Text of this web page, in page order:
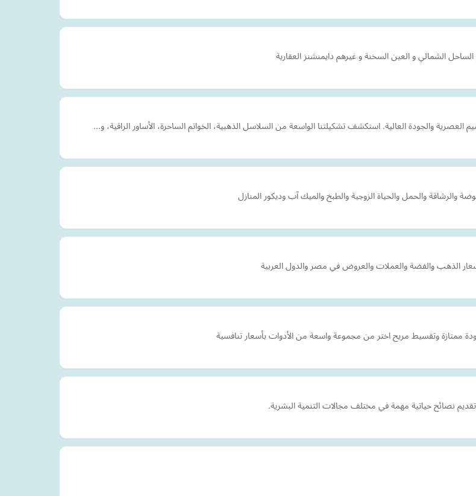
الشمالي و العين السخنة و غيرهم دايمنشنز العقارية
والجودة العالية. استكشف تشكيلتنا الواسعة من السلاسل الذهبية، الخواتم الساحرة، الأساور الراقية، و…
والرشاقة والحمل والحياة الزوجية والطبخ والميك آب وديكور المنازل
الذهب والفضة والعملات والعروض في مصر والدول العربية
ممتازة وتقسيط مريح اختر من مجموعة واسعة من الأدوات بأسعار تنافسية
نصائح حياتية مهمة في مختلف مجالات التنمية البشرية.